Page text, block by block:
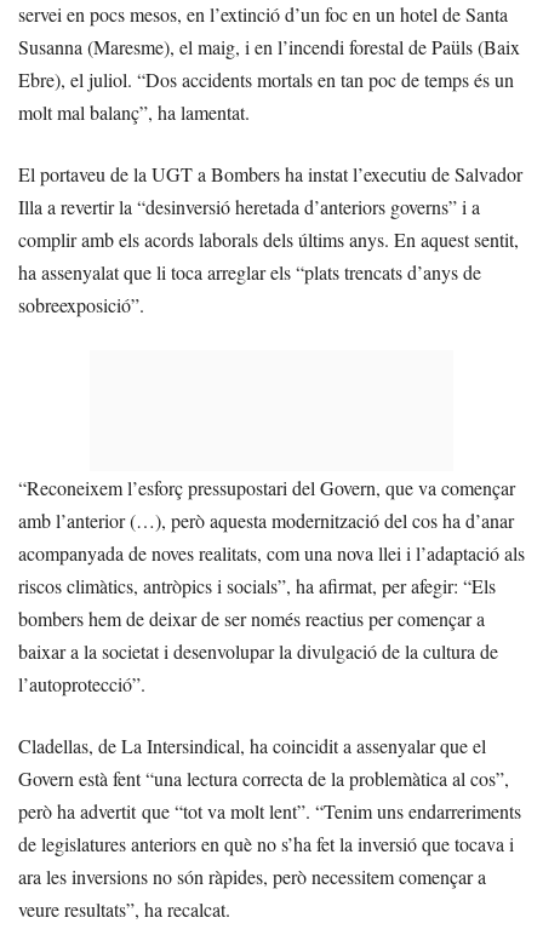
servei en pocs mesos, en l’extinció d’un foc en un hotel de Santa
Susanna (Maresme), el maig, i en l’incendi forestal de Paüls (Baix
Ebre), el juliol. “Dos accidents mortals en tan poc de temps és un
molt mal balanç”, ha lamentat.
El portaveu de la UGT a Bombers ha instat l’executiu de Salvador
Illa a revertir la “desinversió heretada d’anteriors governs” i a
complir amb els acords laborals dels últims anys. En aquest sentit,
ha assenyalat que li toca arreglar els “plats trencats d’anys de
sobreexposició”.
“Reconeixem l’esforç pressupostari del Govern, que va començar
amb l’anterior (…), però aquesta modernització del cos ha d’anar
acompanyada de noves realitats, com una nova llei i l’adaptació als
riscos climàtics, antròpics i socials”, ha afirmat, per afegir: “Els
bombers hem de deixar de ser només reactius per començar a
baixar a la societat i desenvolupar la divulgació de la cultura de
l’autoprotecció”.
Cladellas, de La Intersindical, ha coincidit a assenyalar que el
Govern està fent “una lectura correcta de la problemàtica al cos”,
però ha advertit que “tot va molt lent”. “Tenim uns endarreriments
de legislatures anteriors en què no s’ha fet la inversió que tocava i
ara les inversions no són ràpides, però necessitem començar a
veure resultats”, ha recalcat.